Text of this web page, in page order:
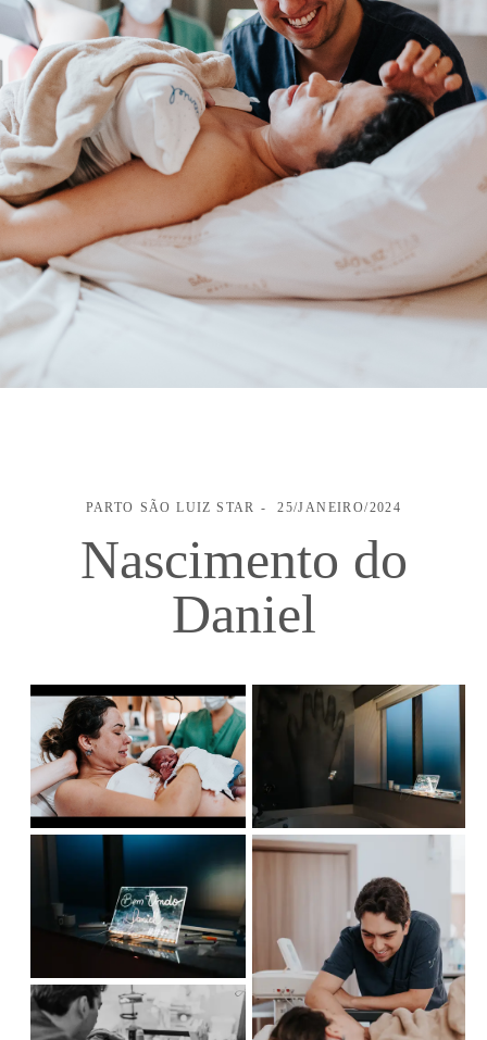
PARTO SÃO LUIZ STAR 25/JANEIRO/2024
Nascimento do
Daniel